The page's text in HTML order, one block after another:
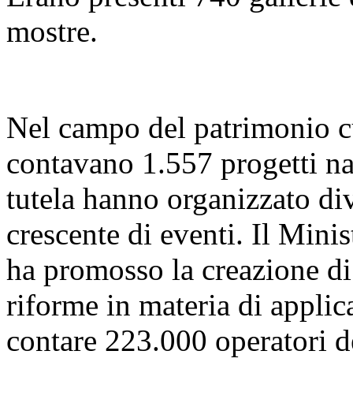
mostre.
Nel campo del patrimonio
contavano 1.557 progetti
tutela hanno organizzato
crescente di eventi. Il
ha promosso la creazione
riforme in materia di
contare 223.000 operatori